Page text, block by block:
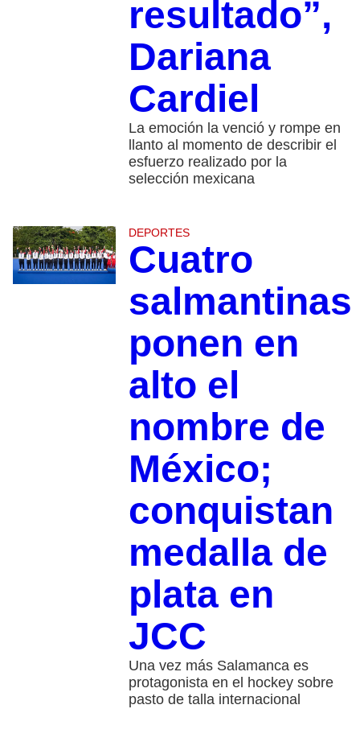
resultado”,
Dariana
Cardiel
La emoción la venció y rompe en
llanto al momento de describir el
esfuerzo realizado por la
selección mexicana
DEPORTES
Cuatro
salmantinas
ponen en
alto el
nombre de
México;
conquistan
medalla de
plata en
JCC
Una vez más Salamanca es
protagonista en el hockey sobre
pasto de talla internacional